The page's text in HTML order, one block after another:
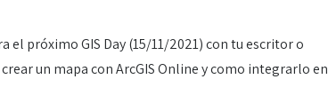
próximo GIS Day (15/11/2021) con tu escritor o
un mapa con ArcGIS Online y como integrarlo en